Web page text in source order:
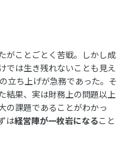
がことごとく苦戦。しかし成
では生き残れないことも見え
立ち上げが急務であった。そ
結果、実は財務上の問題以上
の課題であることがわかっ
は経営陣が一枚岩になること